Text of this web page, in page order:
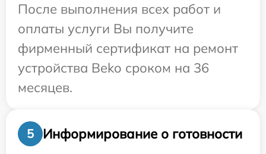
После выполнения всех работ и
оплаты услуги Вы получите
фирменный сертификат на ремонт
устройства Beko сроком на 36
месяцев.
5
Информирование о готовности